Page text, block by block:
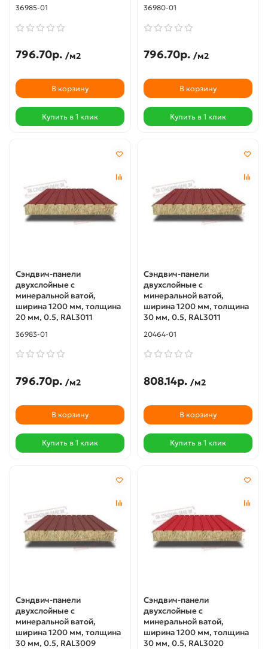
36985-01
796.70р. /м2
В корзину
Купить в 1 клик
36980-01
796.70р. /м2
В корзину
Купить в 1 клик
Сэндвич-панели
двухслойные с
минеральной ватой,
ширина 1200 мм, толщина
20 мм, 0.5, RAL3011
36983-01
796.70р. /м2
В корзину
Купить в 1 клик
Сэндвич-панели
двухслойные с
минеральной ватой,
ширина 1200 мм, толщина
30 мм, 0.5, RAL3011
20464-01
808.14р. /м2
В корзину
Купить в 1 клик
Сэндвич-панели
двухслойные с
минеральной ватой,
ширина 1200 мм, толщина
30 мм, 0.5, RAL3009
Сэндвич-панели
двухслойные с
минеральной ватой,
ширина 1200 мм, толщина
30 мм, 0.5, RAL3020